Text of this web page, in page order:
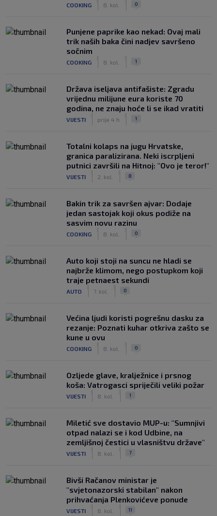
COOKING 8. kol. 0
Punjene paprike kao nekad: Ovaj mali
trik naših baka čini nadjev savršeno
sočnim
COOKING 8. kol. 1
Država iseljava antifašiste: Zgradu
vrijednu milijune eura koriste 70
godina, ne znaju hoće li se ikad vratiti
VIJESTI prije 4 h 1
Totalni kolaps na jugu Hrvatske,
granica paralizirana. Neki iscrpljeni
putnici završili na Hitnoj: "Ovo je teror!"
VIJESTI 2. kol. 8
Bakin trik za savršen ajvar: Dodaje
jedan sastojak koji okus podiže na
sasvim novu razinu
COOKING 8. kol. 0
Auto koji stoji na suncu ne hladi se
najbrže klimom, nego postupkom koji
traje petnaest sekundi
AUTO 7. kol. 0
Većina ljudi koristi pogrešnu dasku za
rezanje: Poznati kuhar otkriva zašto se
kune u ovu
COOKING 8. kol. 0
Ozljede glave, kralježnice i prsnog
koša: Vatrogasci spriječili veliki požar
VIJESTI 8. kol. 1
Miletić sve dostavio MUP-u: "Sumnjivi
otpad nalazi se i kod Udbine, na
zemljišnoj čestici u vlasništvu države"
VIJESTI 8. kol. 7
Bivši Račanov ministar je
"svjetonazorski stabilan" nakon
prihvaćanja Plenkovićeve ponude
VIJESTI 8. kol. 11